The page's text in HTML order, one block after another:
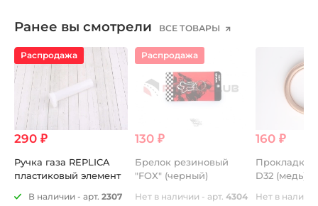
Ранее вы смотрели ВСЕ ТОВАРЫ
Распродажа
290 ₽
Ручка газа REPLICA
пластиковый элемент
В наличии - арт. 2307
Распродажа
130 ₽
Брелок резиновый
"FOX" (черный)
Нет в наличии - арт. 4304
160 ₽
Прокладка
D32 (медь)
Нет в